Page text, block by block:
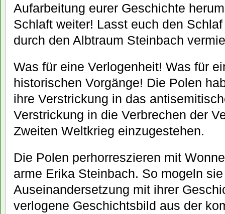
Aufarbeitung eurer Geschichte
Schlaft weiter! Lasst euch den
durch den Albtraum Steinbach
Was für eine Verlogenheit! Was für
historischen Vorgänge! Die Polen
ihre Verstrickung in das
Verstrickung in die Verbrechen der
Zweiten Weltkrieg einzugestehen.
Die Polen perhorreszieren mit
arme Erika Steinbach. So mogeln
Auseinandersetzung mit ihrer
verlogene Geschichtsbild aus der